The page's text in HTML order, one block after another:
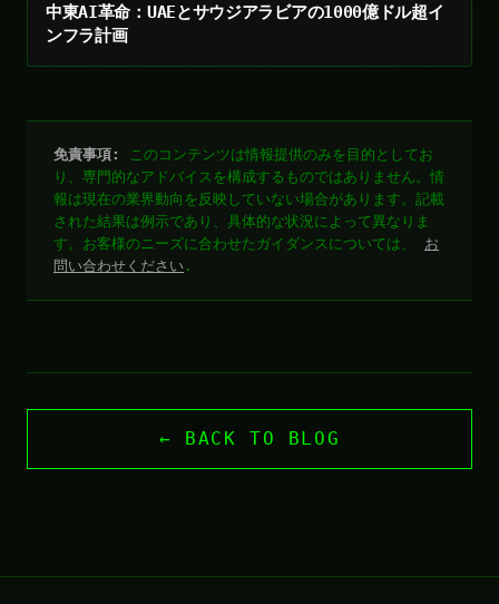
中東AI革命：UAEとサウジアラビアの1000億ドル超イ
ンフラ計画
免責事項:
このコンテンツは情報提供のみを目的としてお
り、専門的なアドバイスを構成するものではありません。情
報は現在の業界動向を反映していない場合があります。記載
された結果は例示であり、具体的な状況によって異なりま
す。お客様のニーズに合わせたガイダンスについては、 お
問い合わせください .
← BACK TO BLOG